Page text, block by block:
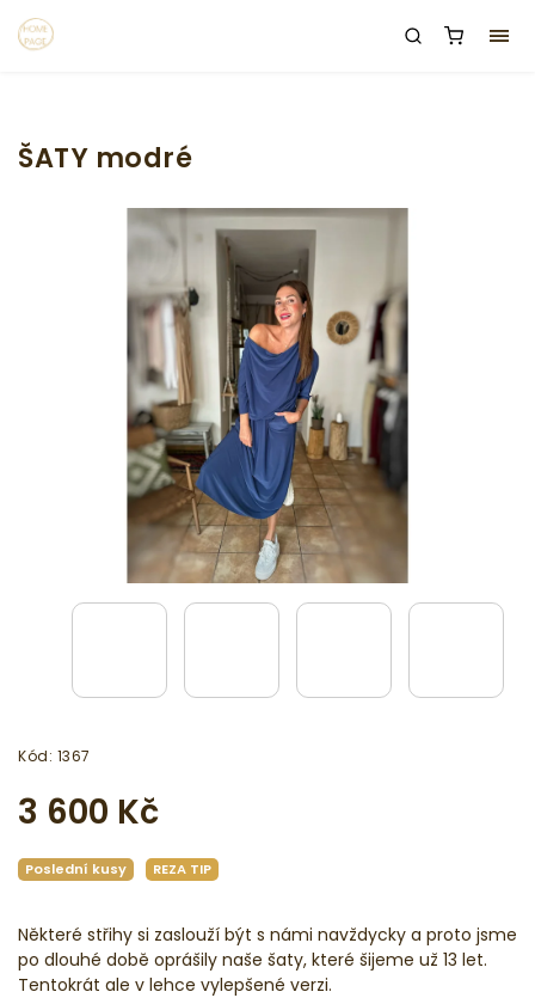
ŠATY modré
Kód: 1367
3 600 Kč
Některé střihy si zaslouží být s námi navždycky a proto jsme
po dlouhé době oprášily naše šaty, které šijeme už 13 let.
Tentokrát ale v lehce vylepšené verzi.
Poslední kusy REZA TIP